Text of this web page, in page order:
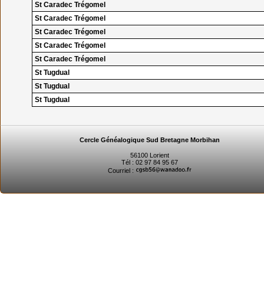
St Caradec Trégomel
St Caradec Trégomel
St Caradec Trégomel
St Caradec Trégomel
St Caradec Trégomel
St Tugdual
St Tugdual
St Tugdual
Cercle Généalogique Sud Bretagne Morbihan
56100 Lorient
Tél : 02 97 84 95 67
Courriel :